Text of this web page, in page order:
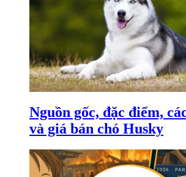
Nguồn gốc, đặc điểm,
và giá bán chó Husky